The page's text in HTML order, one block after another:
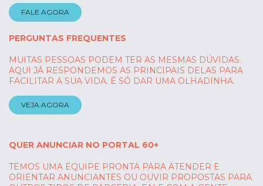
FALE AGORA
PERGUNTAS FREQUENTES
MUITAS PESSOAS PODEM TER AS MESMAS DÚVIDAS.
AQUI JÁ RESPONDEMOS AS PRINCIPAIS DELAS PARA
FACILITAR A SUA VIDA. É SÓ DAR UMA OLHADINHA.
VEJA AGORA
QUER ANUNCIAR NO PORTAL 60+
TEMOS UMA EQUIPE PRONTA PARA ATENDER E
ORIENTAR ANUNCIANTES OU OUVIR PROPOSTAS PARA